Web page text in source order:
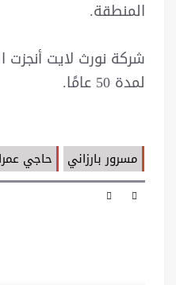
المنطقة.
شركة نورث لايت
لمدة 50 عامًا.
مسرور بارزاني حاجي